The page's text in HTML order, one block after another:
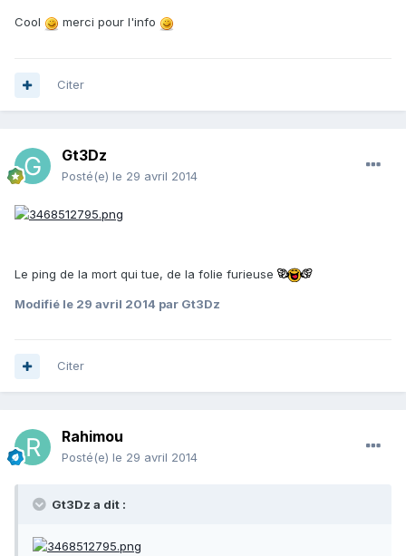
Cool merci pour l'info
Citer
Gt3Dz
Posté(e) le 29 avril 2014
Le ping de la mort qui tue, de la folie furieuse
Modifié le 29 avril 2014 par Gt3Dz
Citer
Rahimou
Posté(e) le 29 avril 2014
Gt3Dz a dit :